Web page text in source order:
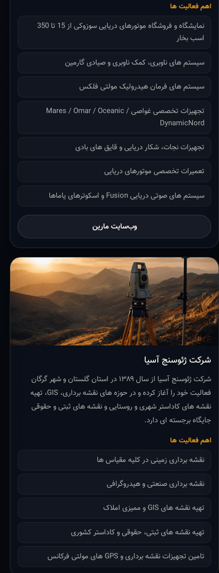
اهم فعالیت ها
نمایشگاه و فروشگاه موتورهای دریایی سوزوکی از 15 تا 350
اسب بخار
سیستم های ناوبری، کمک ناوبری و صیادی گارمین
سیستم های فرمان هیدرولیک مولتی فلکس
تجهیزات تخصصی غواصی Mares / Omar / Oceanic /
DynamicNord
تجهیزات نجات، شکار دریایی و قایق های بادی
تعمیرات تخصصی موتورهای دریایی
سیستم های صوتی دریایی Fusion و اسکوترهای یاماها
وب‌سایت مارین
شرکت ژئوسنج آسیا
شرکت ژئوسنج آسیا از سال ۱۳۸۹ در استان گلستان و شهر گرگان
فعالیت خود را آغاز کرده و در حوزه های نقشه برداری، GIS، تهیه
نقشه های کاداستر شهری و روستایی و نقشه های ثبتی و حقوقی
جایگاه برجسته ای دارد.
اهم فعالیت ها
نقشه برداری زمینی در کلیه مقیاس ها
نقشه برداری صنعتی و هیدروگرافی
تهیه نقشه های GIS و ممیزی املاک
تهیه نقشه های ثبتی، حقوقی و کاداستر کشوری
تامین تجهیزات نقشه برداری و GPS های مولتی فرکانس